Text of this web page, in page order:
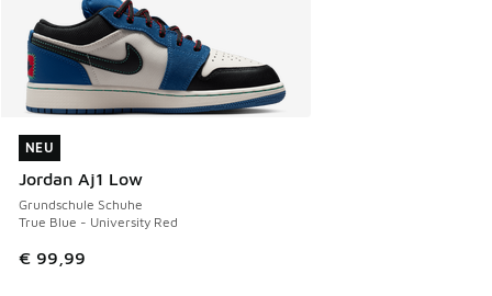
NEU
Jordan Aj1 Low
Grundschule Schuhe
True Blue - University Red
€ 99,99
NEU